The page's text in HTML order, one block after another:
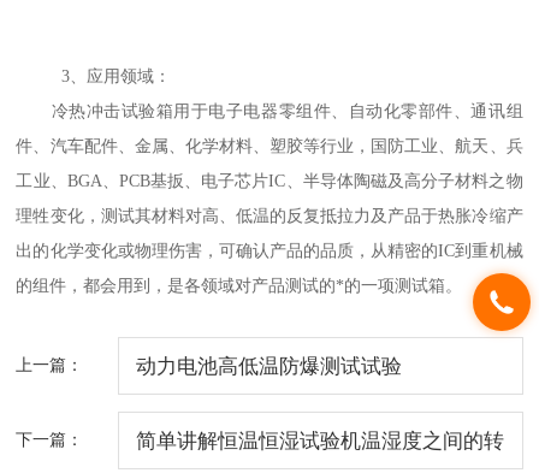
3、应用领域：
冷热冲击试验箱用于电子电器零组件、自动化零部件、通讯组
件、汽车配件、金属、化学材料、塑胶等行业，国防工业、航天、兵
工业、BGA、PCB基扳、电子芯片IC、半导体陶磁及高分子材料之物
理牲变化，测试其材料对高、低温的反复抵拉力及产品于热胀冷缩产
出的化学变化或物理伤害，可确认产品的品质，从精密的IC到重机械
的组件，都会用到，是各领域对产品测试的*的一项测试箱。
上一篇： 动力电池高低温防爆测试试验
下一篇： 简单讲解恒温恒湿试验机温湿度之间的转